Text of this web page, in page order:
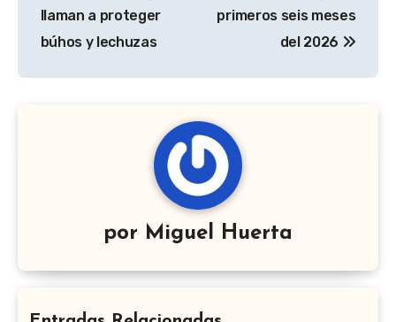
entradas
llaman a proteger
búhos y lechuzas
primeros seis meses
del 2026
por Miguel Huerta